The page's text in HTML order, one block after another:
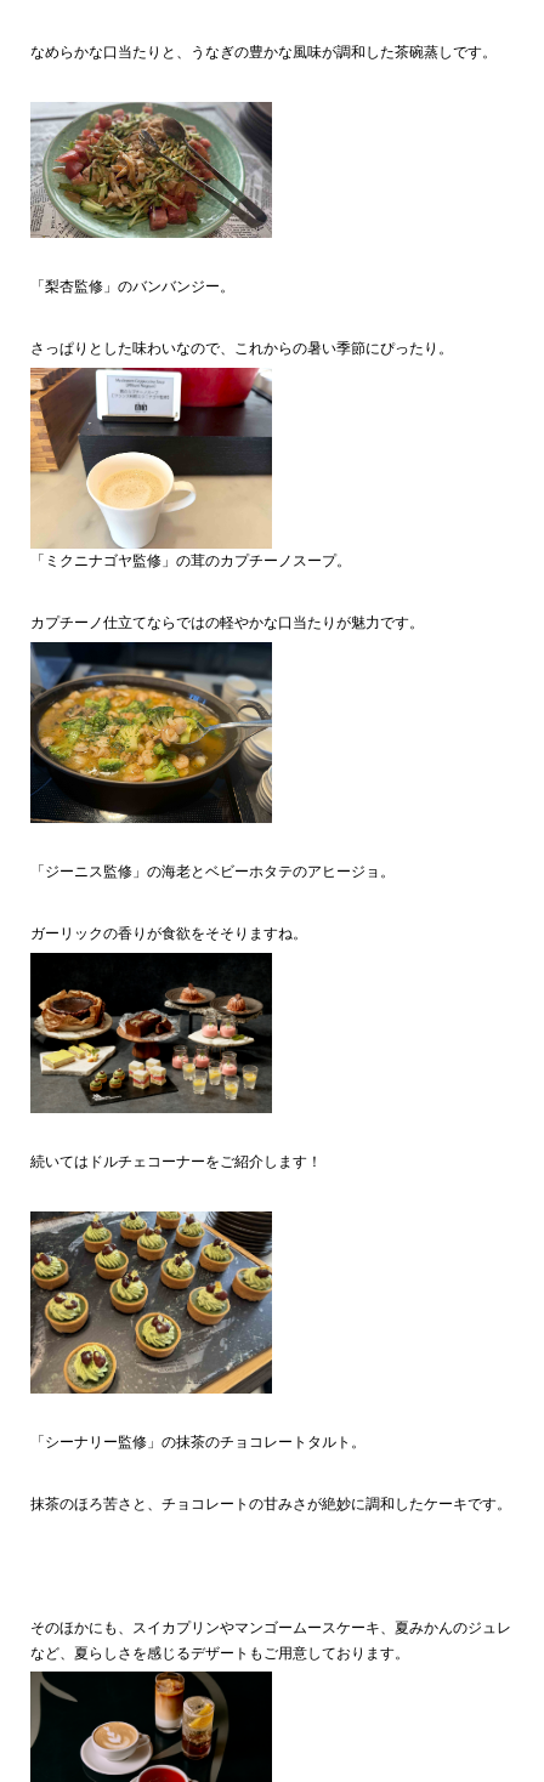
なめらかな口当たりと、うなぎの豊かな風味が調和した茶碗蒸しです。
「梨杏監修」のバンバンジー。
さっぱりとした味わいなので、これからの暑い季節にぴったり。
「ミクニナゴヤ監修」の茸のカプチーノスープ。
カプチーノ仕立てならではの軽やかな口当たりが魅力です。
「ジーニス監修」の海老とベビーホタテのアヒージョ。
ガーリックの香りが食欲をそそりますね。
続いてはドルチェコーナーをご紹介します！
「シーナリー監修」の抹茶のチョコレートタルト。
抹茶のほろ苦さと、チョコレートの甘みさが絶妙に調和したケーキです。
そのほかにも、スイカプリンやマンゴームースケーキ、夏みかんのジュレ
など、夏らしさを感じるデザートもご用意しております。